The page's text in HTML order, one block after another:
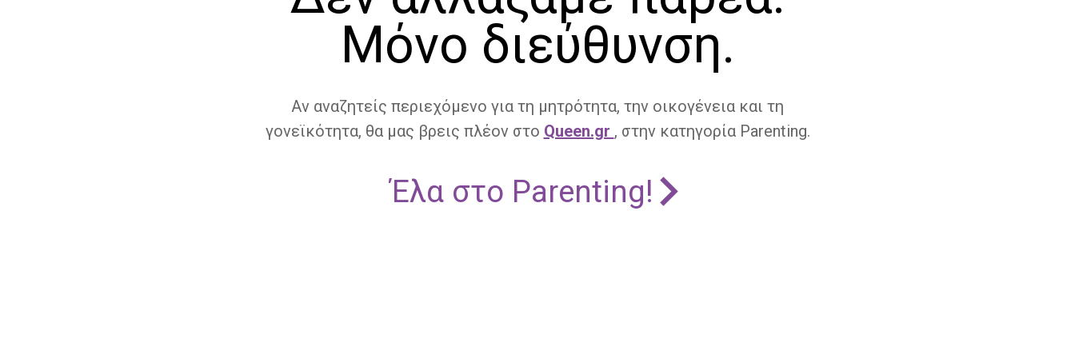
Μόνο διεύθυνση.
Αν αναζητείς περιεχόμενο για τη μητρότητα, την οικογένεια και τη
γονεϊκότητα, θα μας βρεις πλέον στο Queen.gr , στην κατηγορία Parenting.
Έλα στο Parenting!